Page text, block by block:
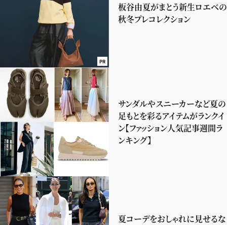
PR
板谷由夏がまとう新生ロエベの
秋冬プレコレクション
サンダルやスニーカーなど夏の
足もとを彩るアイテムがランクイ
ン【ファッション人気記事週間ラ
ンキング】
夏コーデをおしゃれに見せるな